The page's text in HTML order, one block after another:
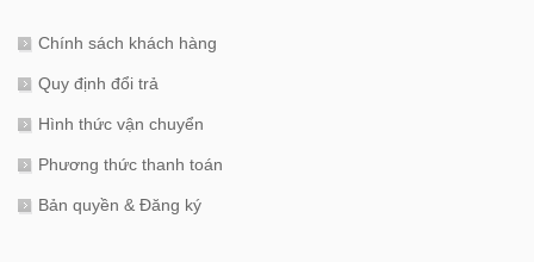
Chính sách khách hàng
Quy định đổi trả
Hình thức vận chuyển
Phương thức thanh toán
Bản quyền & Đăng ký